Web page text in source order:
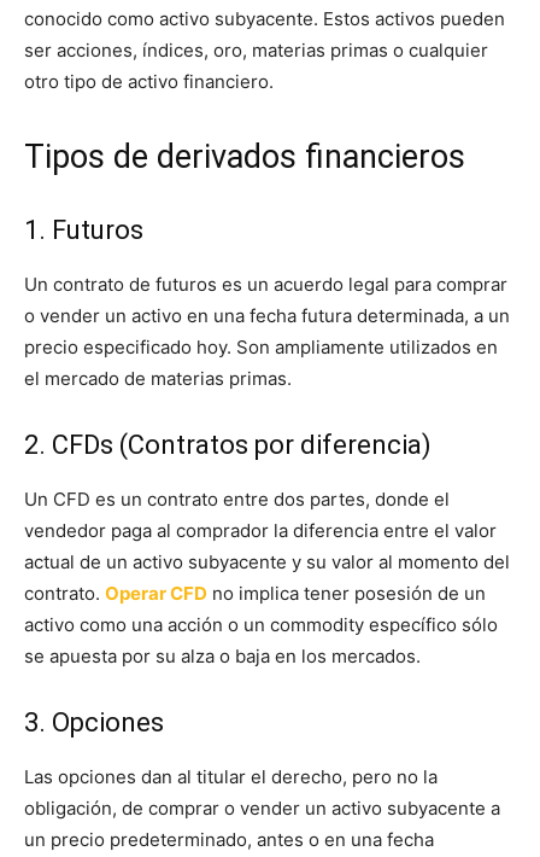
conocido como activo subyacente. Estos activos pueden
ser acciones, índices, oro, materias primas o cualquier
otro tipo de activo financiero.
Tipos de derivados financieros
1. Futuros
Un contrato de futuros es un acuerdo legal para comprar
o vender un activo en una fecha futura determinada, a un
precio especificado hoy. Son ampliamente utilizados en
el mercado de materias primas.
2. CFDs (Contratos por diferencia)
Un CFD es un contrato entre dos partes, donde el
vendedor paga al comprador la diferencia entre el valor
actual de un activo subyacente y su valor al momento del
contrato. Operar CFD no implica tener posesión de un
activo como una acción o un commodity específico sólo
se apuesta por su alza o baja en los mercados.
3. Opciones
Las opciones dan al titular el derecho, pero no la
obligación, de comprar o vender un activo subyacente a
un precio predeterminado, antes o en una fecha